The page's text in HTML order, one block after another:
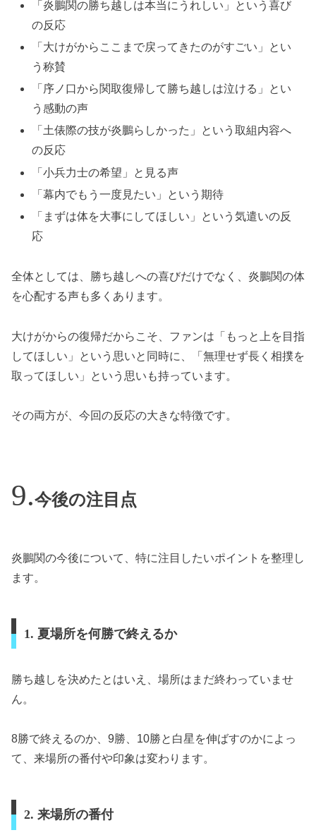
「炎鵬関の勝ち越しは本当にうれしい」という喜び
の反応
「大けがからここまで戻ってきたのがすごい」とい
う称賛
「序ノ口から関取復帰して勝ち越しは泣ける」とい
う感動の声
「土俵際の技が炎鵬らしかった」という取組内容へ
の反応
「小兵力士の希望」と見る声
「幕内でもう一度見たい」という期待
「まずは体を大事にしてほしい」という気遣いの反
応
全体としては、勝ち越しへの喜びだけでなく、炎鵬関の体
を心配する声も多くあります。
大けがからの復帰だからこそ、ファンは「もっと上を目指
してほしい」という思いと同時に、「無理せず長く相撲を
取ってほしい」という思いも持っています。
その両方が、今回の反応の大きな特徴です。
今後の注目点
炎鵬関の今後について、特に注目したいポイントを整理し
ます。
1. 夏場所を何勝で終えるか
勝ち越しを決めたとはいえ、場所はまだ終わっていませ
ん。
8勝で終えるのか、9勝、10勝と白星を伸ばすのかによっ
て、来場所の番付や印象は変わります。
2. 来場所の番付